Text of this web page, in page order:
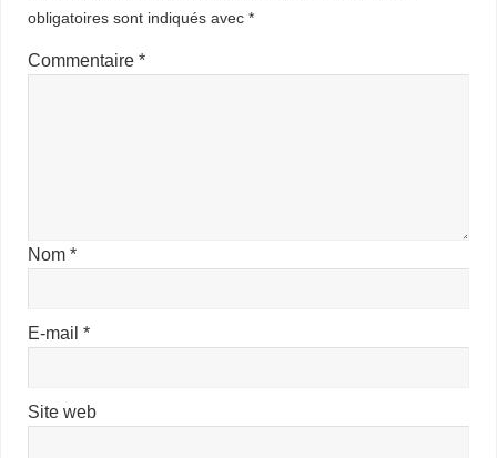
obligatoires sont indiqués avec*
Commentaire*
Nom*
E-mail*
Site web